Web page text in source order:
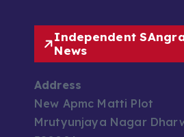
Independent
News
Address
New Apmc Matti Plot
Mrutyunjaya Nagar